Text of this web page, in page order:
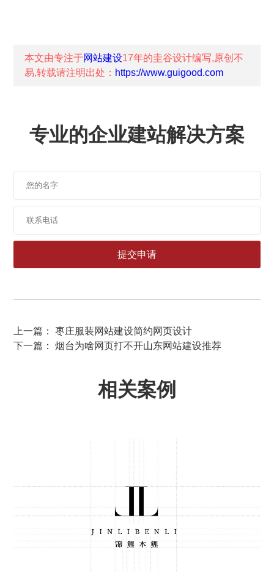
本文由专注于网站建设17年的圭谷设计编写,原创不
易,转载请注明出处： https://www.guigood.com
专业的企业建站解决方案
上一篇： 枣庄服装网站建设简约网页设计
下一篇： 烟台为啥网页打不开山东网站建设推荐
相关案例